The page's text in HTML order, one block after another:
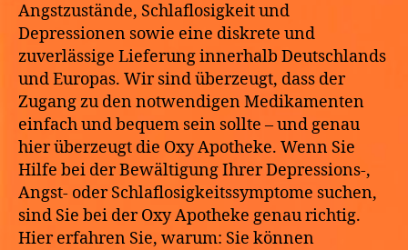
Angstzustände, Schlaflosigkeit und
Depressionen sowie eine diskrete und
zuverlässige Lieferung innerhalb Deutschlands
und Europas. Wir sind überzeugt, dass der
Zugang zu den notwendigen Medikamenten
einfach und bequem sein sollte – und genau
hier überzeugt die Oxy Apotheke. Wenn Sie
Hilfe bei der Bewältigung Ihrer Depressions-,
Angst- oder Schlaflosigkeitssymptome suchen,
sind Sie bei der Oxy Apotheke genau richtig.
Hier erfahren Sie, warum: Sie können